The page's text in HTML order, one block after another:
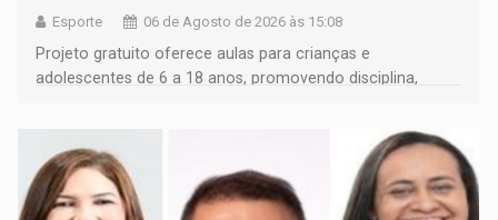
Esporte 06 de Agosto de 2026 às 15:08
Projeto gratuito oferece aulas para crianças e
adolescentes de 6 a 18 anos, promovendo disciplina,